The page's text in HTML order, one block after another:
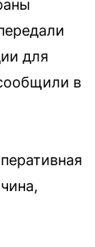
для
в